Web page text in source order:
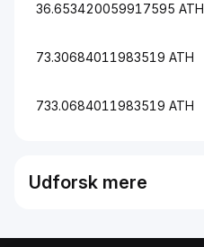
36.653420059917595 ATH
73.30684011983519 ATH
733.0684011983519 ATH
Udforsk mere